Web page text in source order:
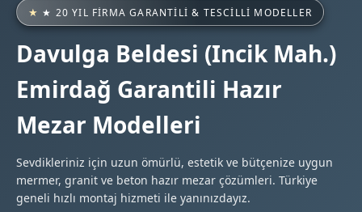
★ 20 YIL FIRMA GARANTILI & TESCILLI MODELLER
Davulga Beldesi (Incik Mah.)
Emirdağ Garantili Hazır
Mezar Modelleri
Sevdikleriniz için uzun ömürlü, estetik ve bütçenize uygun
mermer, granit ve beton hazır mezar çözümleri. Türkiye
geneli hızlı montaj hizmeti ile yanınızdayız.